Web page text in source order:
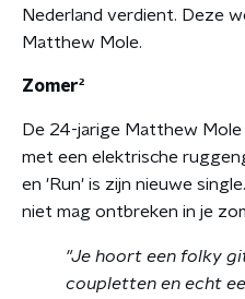
Nederland verdient. Deze
Matthew Mole.
Zomer²
De 24-jarige Matthew Mole
met een elektrische
en 'Run' is zijn nieuwe
niet mag ontbreken in je
"Je hoort een folky
coupletten en echt